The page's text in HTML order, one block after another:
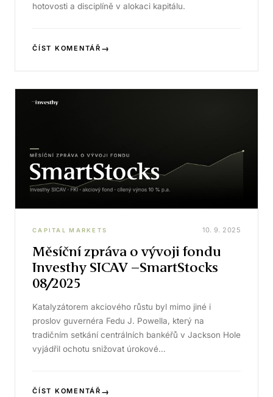
hotovosti a disciplíně v alokaci kapitálu.
ČÍST KOMENTÁŘ →
CAPITAL MARKETS 10. 9. 2025
Měsíční zpráva o vývoji fondu
Investhy SICAV –SmartStocks
08/2025
Katalyzátorem akciového růstu byl mimo jiné i
proslov guvernéra Fedu J. Powella, který na
tradičním setkání centrálních bankéřů v Jackson Hole
vyjádřil ochotu snižovat úrokové…
ČÍST KOMENTÁŘ →